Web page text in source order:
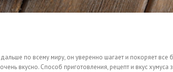
по всему миру, он уверенно шагает и покоряет
вкусно. Способ приготовления, рецепт и вкус хумуса